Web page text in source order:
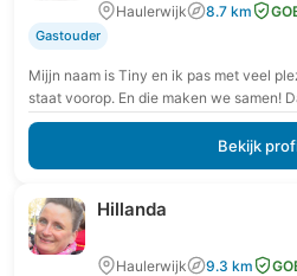
Haulerwijk 8.7 km
Gastouder
Mijjn naam is Tiny en ik pas met veel
staat voorop. En die maken we samen!
Bekijk
Hillanda
Haulerwijk 9.3 km